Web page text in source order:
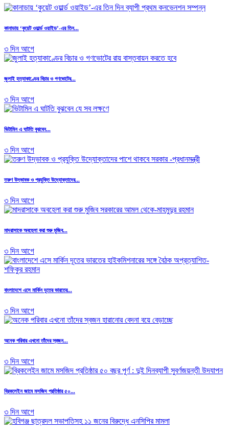
কানাডায় ‘কুয়েট ওয়ার্ল্ড ওয়াইড’-এর তিন...
৩ দিন আগে
জুলাই হত্যাকাণ্ডের বিচার ও গণভোটের...
৩ দিন আগে
ভিটামিন এ ঘাটতি বুঝবেন...
৩ দিন আগে
তরুণ উদ্ভাবক ও প্রযুক্তি উদ্যোক্তাদের...
৩ দিন আগে
মাদরাসাকে অবহেলা করা শুরু মুজিব...
৩ দিন আগে
বাংলাদেশে এসে মার্কিন দূতের ভারতের...
৩ দিন আগে
অনেক পরিবার এখনো তাঁদের স্বজন...
৩ দিন আগে
ব্রিকলেইন জামে মসজিদ প্রতিষ্ঠার ৫০...
৩ দিন আগে